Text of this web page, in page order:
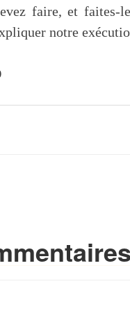
faire, et faites-
notre